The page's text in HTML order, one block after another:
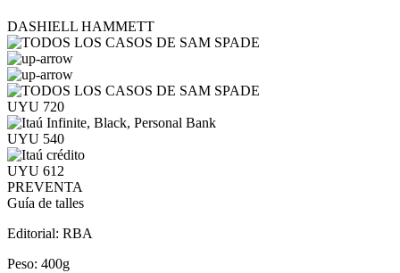
DASHIELL HAMMETT
UYU 720
UYU 540
UYU 612
PREVENTA
Guía de talles
Editorial: RBA
Peso: 400g